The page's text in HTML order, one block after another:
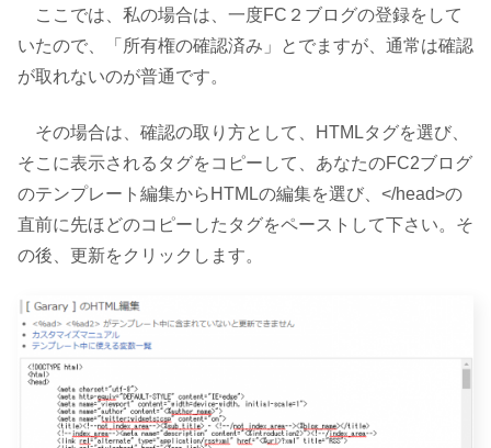
ここでは、私の場合は、一度FC２ブログの登録をして
いたので、「所有権の確認済み」とでますが、通常は確認
が取れないのが普通です。
その場合は、確認の取り方として、HTMLタグを選び、
そこに表示されるタグをコピーして、あなたのFC2ブログ
のテンプレート編集からHTMLの編集を選び、</head>の
直前に先ほどのコピーしたタグをペーストして下さい。そ
の後、更新をクリックします。